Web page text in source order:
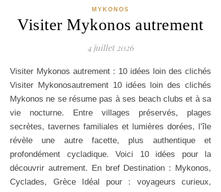
MYKONOS
Visiter Mykonos autrement
4 juillet 2026
Visiter Mykonos autrement : 10 idées loin des clichés
Visiter Mykonosautrement 10 idées loin des clichés
Mykonos ne se résume pas à ses beach clubs et à sa
vie nocturne. Entre villages préservés, plages
secrètes, tavernes familiales et lumières dorées, l’île
révèle une autre facette, plus authentique et
profondément cycladique. Voici 10 idées pour la
découvrir autrement. En bref Destination : Mykonos,
Cyclades, Grèce Idéal pour : voyageurs curieux,